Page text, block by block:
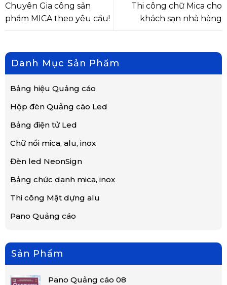
Chuyên Gia công sản
phẩm MICA theo yêu cầu!
Thi công chữ Mica cho
khách sạn nhà hàng
Danh Mục Sản Phẩm
Bảng hiệu Quảng cáo
Hộp đèn Quảng cáo Led
Bảng điện tử Led
Chữ nổi mica, alu, inox
Đèn led NeonSign
Bảng chức danh mica, inox
Thi công Mặt dựng alu
Pano Quảng cáo
Sản Phẩm
Pano Quảng cáo 08